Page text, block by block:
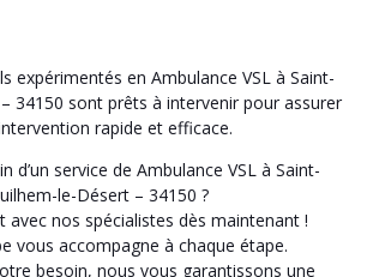
expérimentés en Ambulance VSL à Saint-
34150 sont prêts à intervenir pour assurer
rapide et efficace.
d’un service de Ambulance VSL à Saint-
le-Désert – 34150 ?
avec nos spécialistes dès maintenant !
vous accompagne à chaque étape.
besoin, nous vous garantissons une